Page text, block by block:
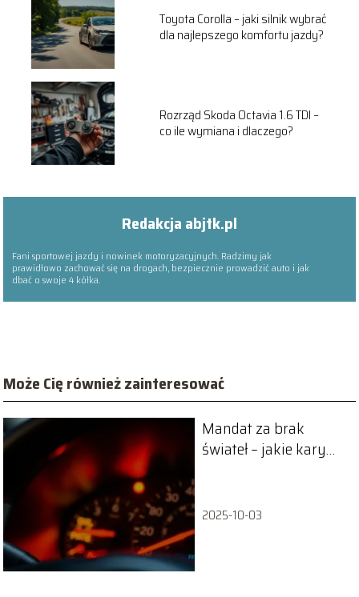
Toyota Corolla – jaki silnik wybrać
dla najlepszego komfortu jazdy?
Rozrząd Skoda Octavia 1.6 TDI –
co ile wymiana i dlaczego?
Redakcja abjtk.pl
Fani sportowej jazdy i nowinek motoryzacyjnych. Radzimy jak
prawidłowo zachować się na drogach, bezpiecznie prowadzić auto i jak
dbać o swoje 4 kółka.
Może Cię również zainteresować
Mandat za brak
świateł – jakie kary
2025-10-03